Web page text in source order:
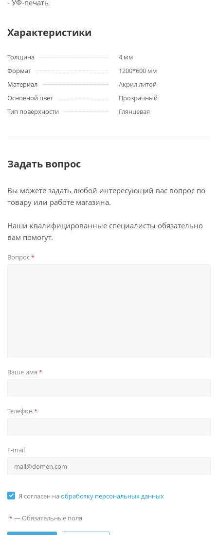
- УФ-печать
Характеристики
Толщина
4 мм
Формат
1200*600 мм
Материал
Акрил литой
Основной цвет
Прозрачный
Тип поверхности
Глянцевая
Задать вопрос
Вы можете задать любой интересующий вас вопрос по
товару или работе магазина.
Наши квалифицированные специалисты обязательно
вам помогут.
Вопрос*
Ваше имя *
Телефон *
E-mail
Я согласен на обработку персональных данных
* — Обязательные поля